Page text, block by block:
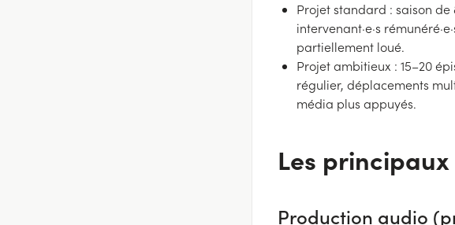
Projet standard : saison
intervenant·e·s
partiellement loué.
Projet ambitieux : 15–20
régulier, déplacements
média plus appuyés.
Les
Production audio